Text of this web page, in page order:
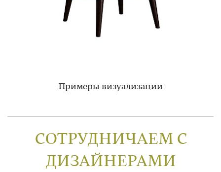
Примеры визуализации
СОТРУДНИЧАЕМ С
ДИЗАЙНЕРАМИ